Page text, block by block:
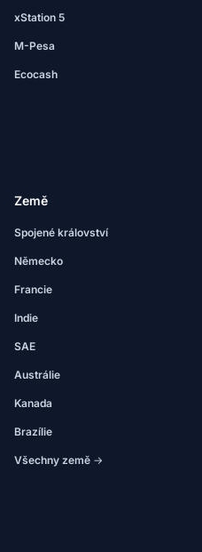
xStation 5
M-Pesa
Ecocash
Země
Spojené království
Německo
Francie
Indie
SAE
Austrálie
Kanada
Brazílie
Všechny země →